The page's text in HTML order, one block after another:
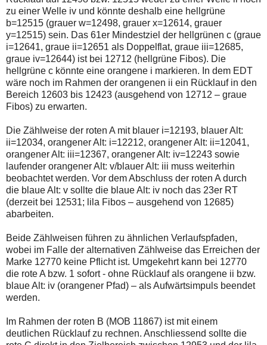
robbys-
elliottwellen@online.de.
Bis
zur
Lösung
des
Problems
sind
die
Post
auch
auf
Plattform
wallstreet-
online.de
verfügbar.
zu einer Welle iv und könnte deshalb eine hellgrüne
b=12515 (grauer w=12498, grauer x=12614, grauer
y=12515) sein. Das 61er Mindestziel der hellgrünen c (graue
i=12641, graue ii=12651 als Doppelflat, graue iii=12685,
graue iv=12644) ist bei 12712 (hellgrüne Fibos). Die
hellgrüne c könnte eine orangene i markieren. In dem EDT
wäre noch im Rahmen der orangenen ii ein Rücklauf in den
Bereich 12603 bis 12423 (ausgehend von 12712 – graue
Fibos) zu erwarten.
Die Zählweise der roten A mit blauer i=12193, blauer Alt:
ii=12034, orangener Alt: i=12212, orangener Alt: ii=12041,
orangener Alt: iii=12367, orangener Alt: iv=12243 sowie
laufender orangener Alt: v/blauer Alt: iii muss weiterhin
beobachtet werden. Vor dem Abschluss der roten A durch
die blaue Alt: v sollte die blaue Alt: iv noch das 23er RT
(derzeit bei 12531; lila Fibos – ausgehend von 12685)
abarbeiten.
Beide Zählweisen führen zu ähnlichen Verlaufspfaden,
wobei im Falle der alternativen Zählweise das Erreichen der
Marke 12770 keine Pflicht ist. Umgekehrt kann bei 12770
die rote A bzw. 1 sofort - ohne Rücklauf als orangene ii bzw.
blaue Alt: iv (orangener Pfad) – als Aufwärtsimpuls beendet
werden.
Im Rahmen der roten B (MOB 11867) ist mit einem
deutlichen Rücklauf zu rechnen. Anschliessend sollte die